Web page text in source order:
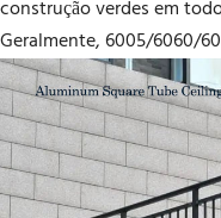
construção verdes em
Geralmente, 6005/6060/